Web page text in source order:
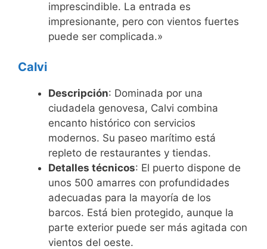
imprescindible. La entrada es
impresionante, pero con vientos fuertes
puede ser complicada.»
Calvi
Descripción: Dominada por una
ciudadela genovesa, Calvi combina
encanto histórico con servicios
modernos. Su paseo marítimo está
repleto de restaurantes y tiendas.
Detalles técnicos: El puerto dispone de
unos 500 amarres con profundidades
adecuadas para la mayoría de los
barcos. Está bien protegido, aunque la
parte exterior puede ser más agitada con
vientos del oeste.